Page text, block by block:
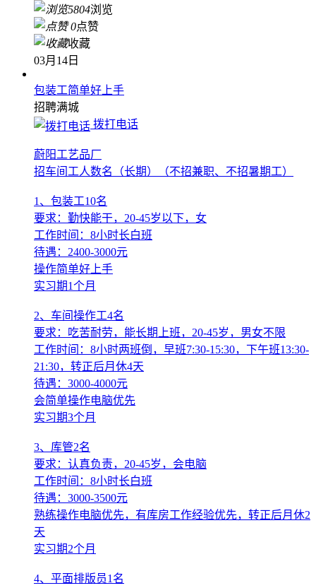
5804浏览
0点赞
收藏
03月14日
包装工简单好上手
招聘满城
拨打电话
蔚阳工艺品厂
招车间工人数名（长期）（不招兼职、不招暑期工）
1、包装工10名
要求：勤快能干，20-45岁以下，女
工作时间：8小时长白班
待遇：2400-3000元
操作简单好上手
实习期1个月
2、车间操作工4名
要求：吃苦耐劳，能长期上班，20-45岁，男女不限
工作时间：8小时两班倒，早班7:30-15:30，下午班13:30-
21:30，转正后月休4天
待遇：3000-4000元
会简单操作电脑优先
实习期3个月
3、库管2名
要求：认真负责，20-45岁，会电脑
工作时间：8小时长白班
待遇：3000-3500元
熟练操作电脑优先，有库房工作经验优先，转正后月休2
天
实习期2个月
4、平面排版员1名